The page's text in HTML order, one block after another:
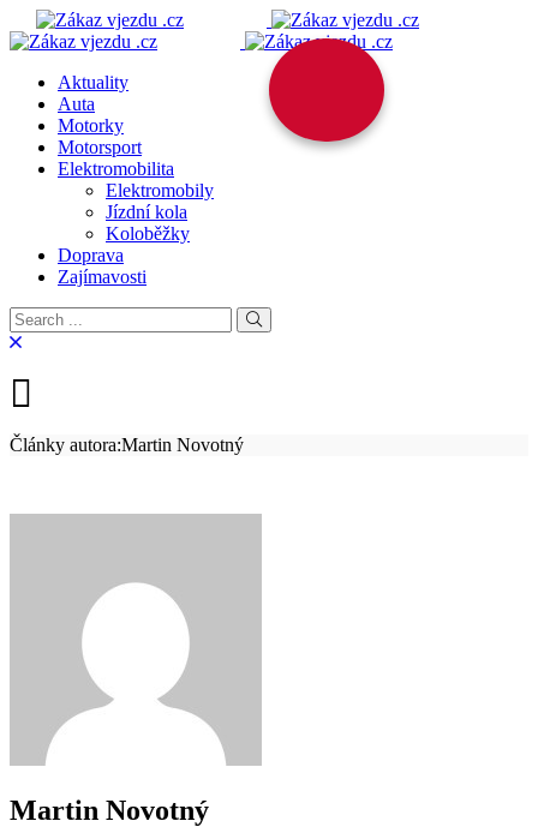
Aktuality
Auta
Motorky
Motorsport
Elektromobilita
Elektromobily
Jízdní kola
Koloběžky
Doprava
Zajímavosti
Články autora:Martin Novotný
Martin Novotný